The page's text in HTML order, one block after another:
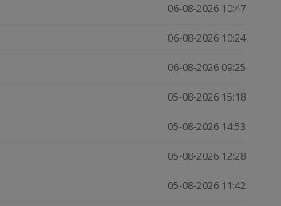
06-08-2026 10:47
06-08-2026 10:24
06-08-2026 09:25
05-08-2026 15:18
05-08-2026 14:53
05-08-2026 12:28
05-08-2026 11:42